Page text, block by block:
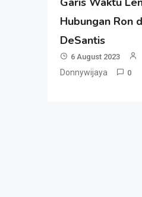
Hubungan Ron
DeSantis
6 August 2023
Donnywijaya 0